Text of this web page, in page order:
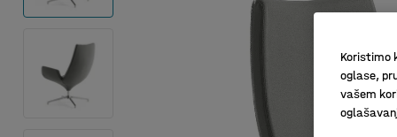
Koristimo
oglase,
vašem